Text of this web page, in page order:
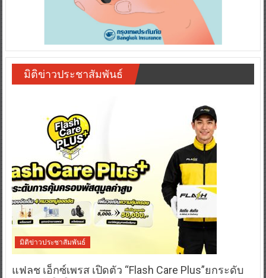
มิติข่าวประชาสัมพันธ์
มิติข่าวประชาสัมพันธ์
แฟลช เอ็กซ์เพรส เปิดตัว “Flash Care Plus”ยกระดับ